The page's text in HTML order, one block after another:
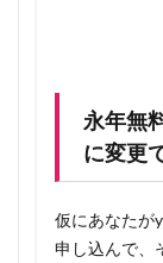
永年無
に変更
仮にあなたが
申し込んで、